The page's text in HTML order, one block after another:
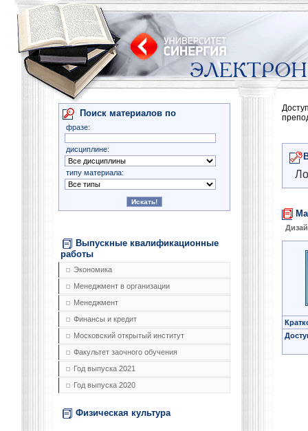
Поиск материалов по
фразе:
дисциплине:
типу материала:
Выпускные квалификационные
работы
Экономика
Менеджмент в организации
Менеджмент
Финансы и кредит
Московский открытый институт
Факультет заочного обучения
Год выпуска 2021
Год выпуска 2020
Физическая культура